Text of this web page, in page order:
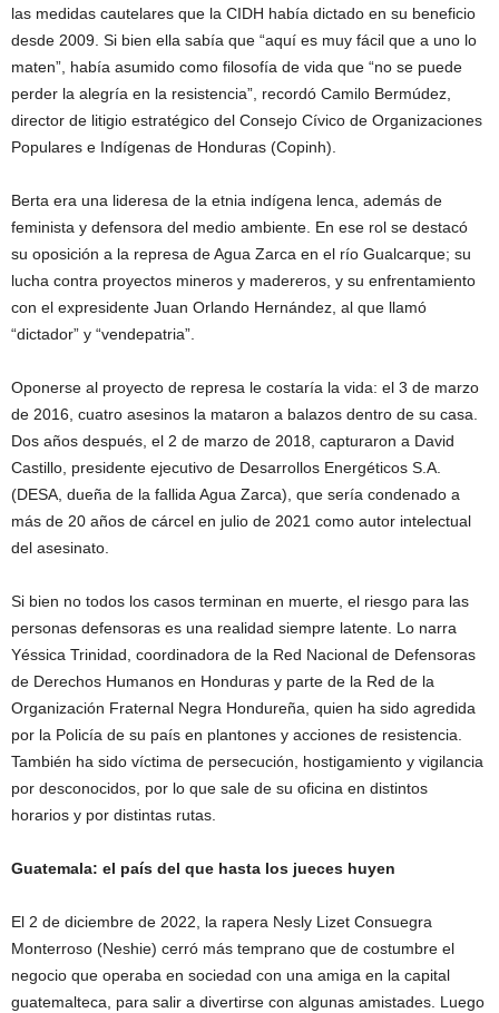
las medidas cautelares que la CIDH había dictado en su beneficio
desde 2009. Si bien ella sabía que “aquí es muy fácil que a uno lo
maten”, había asumido como filosofía de vida que “no se puede
perder la alegría en la resistencia”, recordó Camilo Bermúdez,
director de litigio estratégico del Consejo Cívico de Organizaciones
Populares e Indígenas de Honduras (Copinh).
Berta era una lideresa de la etnia indígena lenca, además de
feminista y defensora del medio ambiente. En ese rol se destacó
su oposición a la represa de Agua Zarca en el río Gualcarque; su
lucha contra proyectos mineros y madereros, y su enfrentamiento
con el expresidente Juan Orlando Hernández, al que llamó
“dictador” y “vendepatria”.
Oponerse al proyecto de represa le costaría la vida: el 3 de marzo
de 2016, cuatro asesinos la mataron a balazos dentro de su casa.
Dos años después, el 2 de marzo de 2018, capturaron a David
Castillo, presidente ejecutivo de Desarrollos Energéticos S.A.
(DESA, dueña de la fallida Agua Zarca), que sería condenado a
más de 20 años de cárcel en julio de 2021 como autor intelectual
del asesinato.
Si bien no todos los casos terminan en muerte, el riesgo para las
personas defensoras es una realidad siempre latente. Lo narra
Yéssica Trinidad, coordinadora de la Red Nacional de Defensoras
de Derechos Humanos en Honduras y parte de la Red de la
Organización Fraternal Negra Hondureña, quien ha sido agredida
por la Policía de su país en plantones y acciones de resistencia.
También ha sido víctima de persecución, hostigamiento y vigilancia
por desconocidos, por lo que sale de su oficina en distintos
horarios y por distintas rutas.
Guatemala: el país del que hasta los jueces huyen
El 2 de diciembre de 2022, la rapera Nesly Lizet Consuegra
Monterroso (Neshie) cerró más temprano que de costumbre el
negocio que operaba en sociedad con una amiga en la capital
guatemalteca, para salir a divertirse con algunas amistades. Luego